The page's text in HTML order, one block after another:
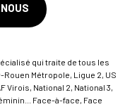
qui traite de tous les
Rouen Métropole, Ligue 2, US
Virois, National 2, National 3,
Face-à-face, Face